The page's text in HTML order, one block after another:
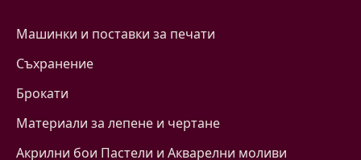
Машинки и поставки за печати
Съхранение
Брокати
Материали за лепене и чертане
Акрилни бои Пастели и Акварелни моливи